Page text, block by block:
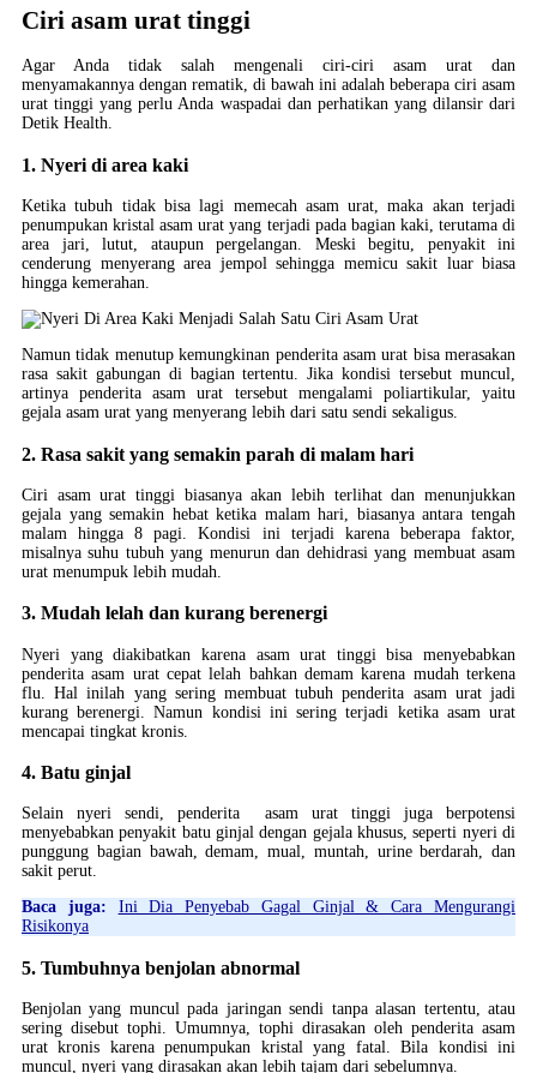
Ciri asam urat tinggi
Agar Anda tidak salah mengenali ciri-ciri asam urat dan
menyamakannya dengan rematik, di bawah ini adalah beberapa ciri asam
urat tinggi yang perlu Anda waspadai dan perhatikan yang dilansir dari
Detik Health.
1. Nyeri di area kaki
Ketika tubuh tidak bisa lagi memecah asam urat, maka akan terjadi
penumpukan kristal asam urat yang terjadi pada bagian kaki, terutama di
area jari, lutut, ataupun pergelangan. Meski begitu, penyakit ini
cenderung menyerang area jempol sehingga memicu sakit luar biasa
hingga kemerahan.
Namun tidak menutup kemungkinan penderita asam urat bisa merasakan
rasa sakit gabungan di bagian tertentu. Jika kondisi tersebut muncul,
artinya penderita asam urat tersebut mengalami poliartikular, yaitu
gejala asam urat yang menyerang lebih dari satu sendi sekaligus.
2. Rasa sakit yang semakin parah di malam hari
Ciri asam urat tinggi biasanya akan lebih terlihat dan menunjukkan
gejala yang semakin hebat ketika malam hari, biasanya antara tengah
malam hingga 8 pagi. Kondisi ini terjadi karena beberapa faktor,
misalnya suhu tubuh yang menurun dan dehidrasi yang membuat asam
urat menumpuk lebih mudah.
3. Mudah lelah dan kurang berenergi
Nyeri yang diakibatkan karena asam urat tinggi bisa menyebabkan
penderita asam urat cepat lelah bahkan demam karena mudah terkena
flu. Hal inilah yang sering membuat tubuh penderita asam urat jadi
kurang berenergi. Namun kondisi ini sering terjadi ketika asam urat
mencapai tingkat kronis.
4. Batu ginjal
Selain nyeri sendi, penderita asam urat tinggi juga berpotensi
menyebabkan penyakit batu ginjal dengan gejala khusus, seperti nyeri di
punggung bagian bawah, demam, mual, muntah, urine berdarah, dan
sakit perut.
Baca juga: Ini Dia Penyebab Gagal Ginjal & Cara Mengurangi
Risikonya
5. Tumbuhnya benjolan abnormal
Benjolan yang muncul pada jaringan sendi tanpa alasan tertentu, atau
sering disebut tophi. Umumnya, tophi dirasakan oleh penderita asam
urat kronis karena penumpukan kristal yang fatal. Bila kondisi ini
muncul, nyeri yang dirasakan akan lebih tajam dari sebelumnya.